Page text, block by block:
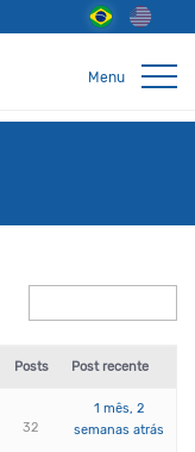
Posts Post recente
32
1 mês, 2
semanas atrás